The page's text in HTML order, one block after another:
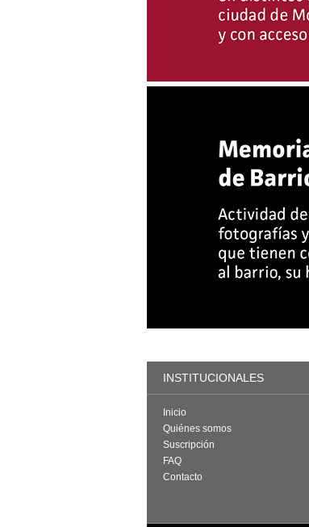
INSTITUCIONALES
Inicio
Quiénes somos
Suscripción
FAQ
Contacto